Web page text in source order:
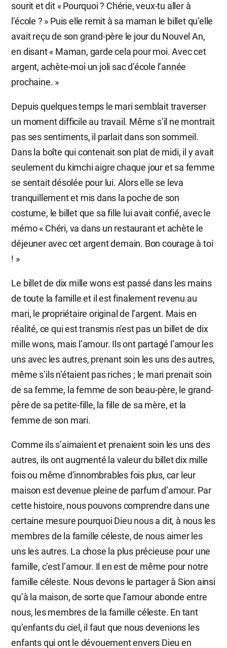
sourit et dit « Pourquoi ? Chérie, veux-tu aller à
l’école ? » Puis elle remit à sa maman le billet qu’elle
avait reçu de son grand-père le jour du Nouvel An,
en disant « Maman, garde cela pour moi. Avec cet
argent, achète-moi un joli sac d’école l’année
prochaine. »
Depuis quelques temps le mari semblait traverser
un moment difficile au travail. Même s’il ne montrait
pas ses sentiments, il parlait dans son sommeil.
Dans la boîte qui contenait son plat de midi, il y avait
seulement du kimchi aigre chaque jour et sa femme
se sentait désolée pour lui. Alors elle se leva
tranquillement et mis dans la poche de son
costume, le billet que sa fille lui avait confié, avec le
mémo « Chéri, va dans un restaurant et achète le
déjeuner avec cet argent demain. Bon courage à toi
! »
Le billet de dix mille wons est passé dans les mains
de toute la famille et il est finalement revenu au
mari, le propriétaire original de l’argent. Mais en
réalité, ce qui est transmis n’est pas un billet de dix
mille wons, mais l’amour. Ils ont partagé l’amour les
uns avec les autres, prenant soin les uns des autres,
même s’ils n’étaient pas riches ; le mari prenait soin
de sa femme, la femme de son beau-père, le grand-
père de sa petite-fille, la fille de sa mère, et la
femme de son mari.
Comme ils s’aimaient et prenaient soin les uns des
autres, ils ont augmenté la valeur du billet dix mille
fois ou même d’innombrables fois plus, car leur
maison est devenue pleine de parfum d’amour. Par
cette histoire, nous pouvons comprendre dans une
certaine mesure pourquoi Dieu nous a dit, à nous les
membres de la famille céleste, de nous aimer les
uns les autres. La chose la plus précieuse pour une
famille, c’est l’amour. Il en est de même pour notre
famille céleste. Nous devons le partager à Sion ainsi
qu’à la maison, de sorte que l’amour abonde entre
nous, les membres de la famille céleste. En tant
qu’enfants du ciel, il faut que nous devenions les
enfants qui ont le dévouement envers Dieu en